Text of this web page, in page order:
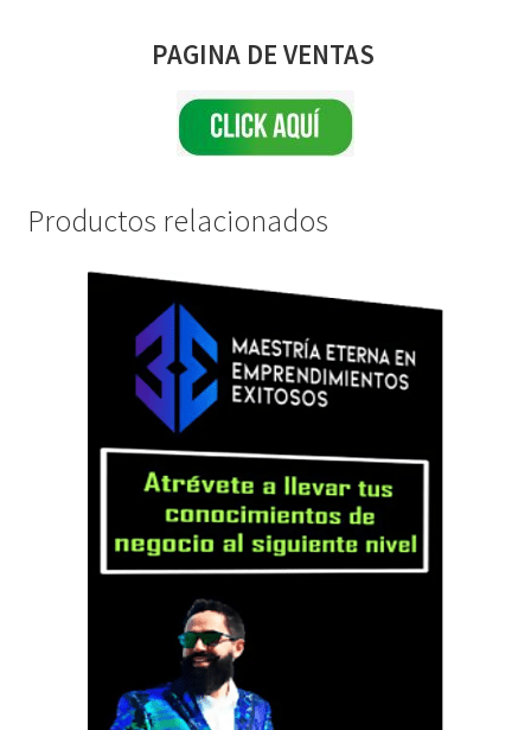
PAGINA DE VENTAS
Productos relacionados